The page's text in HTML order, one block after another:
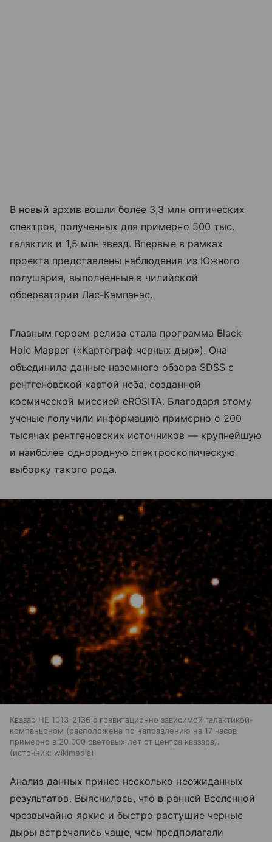
В новый архив вошли более 3,3 млн оптических
спектров, полученных для примерно 500 тыс.
галактик и 1,5 млн звезд. Впервые в рамках
проекта представлены наблюдения из Южного
полушария, выполненные в чилийской
обсерватории Лас-Кампанас.
Главным героем релиза стала программа Black
Hole Mapper («Картограф черных дыр»). Она
объединила данные наземного обзора SDSS с
рентгеновской картой неба, созданной
космической миссией eROSITA. Благодаря этому
ученые получили информацию примерно о 200
тысячах рентгеновских источников — крупнейшую
и наиболее однородную спектроскопическую
выборку такого рода.
Квазар HE 1013-2136 с гравитационно зависимой галактикой-
компаньоном (расположена по направлению на 17 часов
примерно в 20 000 световых лет от центра квазара).
источник: wikimedia
Анализ данных принес несколько неожиданных
результатов. Выяснилось, что в ранней Вселенной
чрезвычайно яркие и быстро растущие черные
дыры встречались чаще, чем предполагали